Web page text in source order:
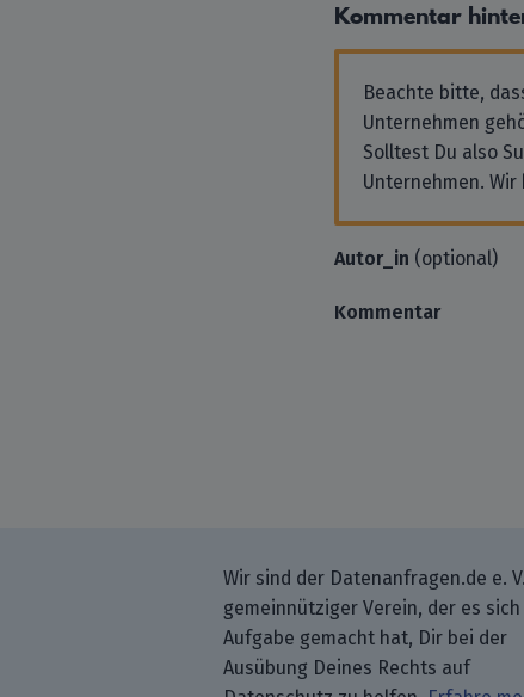
Kommentar
Beachte bitte,
Unternehmen
Solltest Du also
Unternehmen.
Autor_in (optional)
Kommentar
Wir sind der Datenanfragen.de e.
gemeinnütziger Verein, der es
Aufgabe gemacht hat, Dir bei der
Ausübung Deines Rechts auf